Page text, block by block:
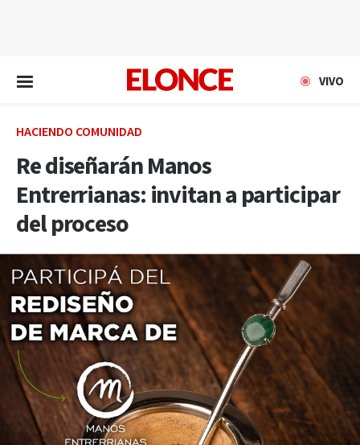
VIVO
HACIENDO COMUNIDAD
Re diseñarán Manos
Entrerrianas: invitan a participar
del proceso